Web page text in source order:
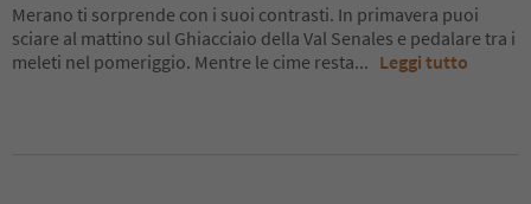
Merano ti sorprende con i suoi contrasti. In primavera puoi
sciare al mattino sul Ghiacciaio della Val Senales e pedalare tra i
meleti nel pomeriggio. Mentre le cime resta... Leggi tutto